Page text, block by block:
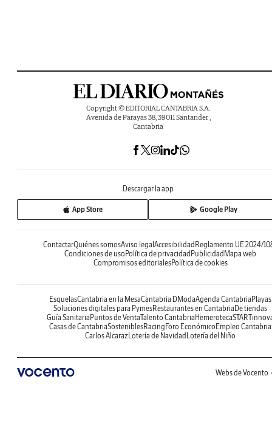
Copyright © EDITORIAL CANTABRIA S.A.
Avenida de Parayas 38, 39011 Santander ,
Cantabria
Descargar la app
App Store Google Play
ContactarQuiénes somosAviso legalAccesibilidadReglamento UE 2024/
Condiciones de usoPolítica de privacidadPublicidadMapa web
Compromisos editorialesPolítica de cookies
EsquelasCantabria en la MesaCantabria DModaAgenda CantabriaPlayas
Soluciones digitales para PymesRestaurantes en CantabriaDe tiendas
Guía SanitariaPuntos de VentaTalento CantabriaHemeroteca
Casas de CantabriaSosteniblesRacingForo EconómicoEmpleo Cantabria
Carlos AlcarazLotería de NavidadLotería del Niño
Webs de Vocento